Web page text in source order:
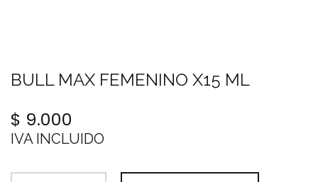
BULL MAX FEMENINO X15 ML
$ 9.000
IVA INCLUIDO